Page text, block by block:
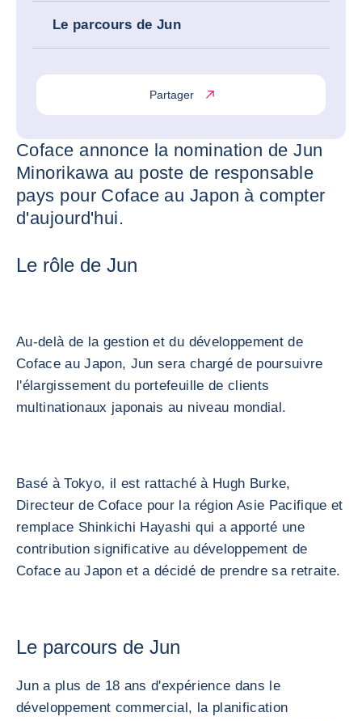
Le parcours de Jun
Partager
Coface annonce la nomination de Jun
Minorikawa au poste de responsable
pays pour Coface au Japon à compter
d'aujourd'hui.
Le rôle de Jun
Au-delà de la gestion et du développement de
Coface au Japon, Jun sera chargé de poursuivre
l'élargissement du portefeuille de clients
multinationaux japonais au niveau mondial.
Basé à Tokyo, il est rattaché à Hugh Burke,
Directeur de Coface pour la région Asie Pacifique et
remplace Shinkichi Hayashi qui a apporté une
contribution significative au développement de
Coface au Japon et a décidé de prendre sa retraite.
Le parcours de Jun
Jun a plus de 18 ans d'expérience dans le
développement commercial, la planification